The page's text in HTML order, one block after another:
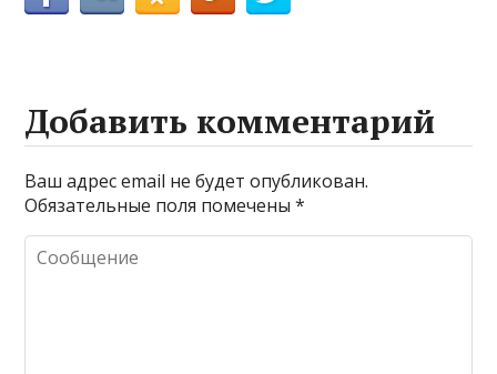
Добавить комментарий
Ваш адрес email не будет опубликован.
Обязательные поля помечены*